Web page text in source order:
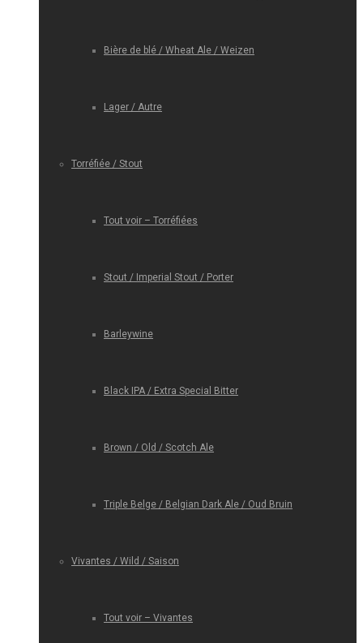
Bière de blé / Wheat Ale / Weizen
Lager / Autre
Torréfiée / Stout
Tout voir – Torréfiées
Stout / Imperial Stout / Porter
Barleywine
Black IPA / Extra Special Bitter
Brown / Old / Scotch Ale
Triple Belge / Belgian Dark Ale / Oud Bruin
Vivantes / Wild / Saison
Tout voir – Vivantes